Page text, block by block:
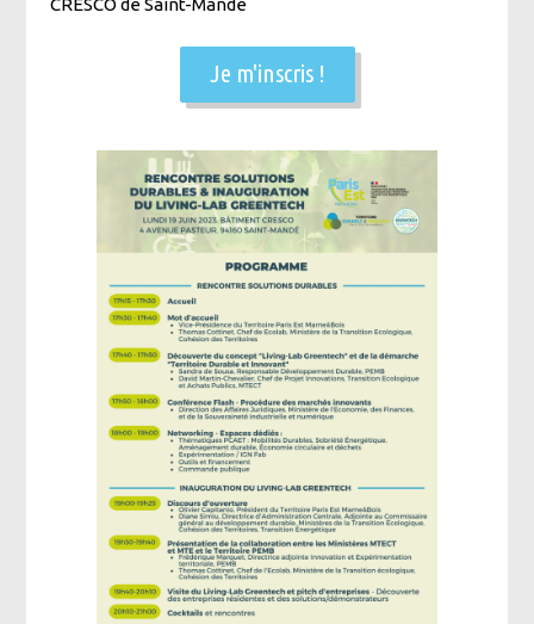
CRESCO de Saint-Mandé
Je m'inscris !